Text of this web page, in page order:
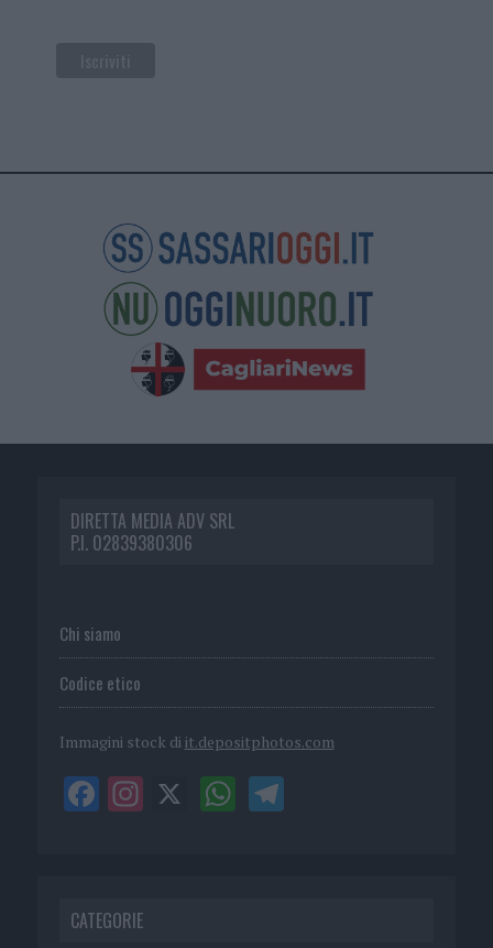
DIRETTA MEDIA ADV SRL
P.I. 02839380306
Chi siamo
Codice etico
Immagini stock di it.depositphotos.com
CATEGORIE